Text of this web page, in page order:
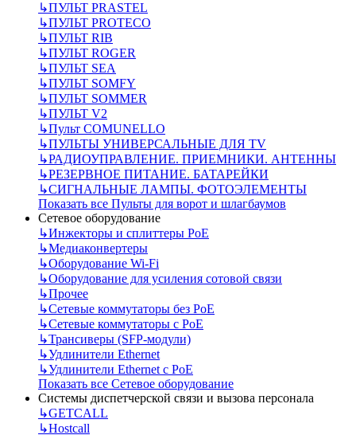
↳ПУЛЬТ PRASTEL
↳ПУЛЬТ PROTECO
↳ПУЛЬТ RIB
↳ПУЛЬТ ROGER
↳ПУЛЬТ SEA
↳ПУЛЬТ SOMFY
↳ПУЛЬТ SOMMER
↳ПУЛЬТ V2
↳Пульт СOMUNELLO
↳ПУЛЬТЫ УНИВЕРСАЛЬНЫЕ ДЛЯ TV
↳РАДИОУПРАВЛЕНИЕ. ПРИЕМНИКИ. АНТЕННЫ
↳РЕЗЕРВНОЕ ПИТАНИЕ. БАТАРЕЙКИ
↳СИГНАЛЬНЫЕ ЛАМПЫ. ФОТОЭЛЕМЕНТЫ
Показать все Пульты для ворот и шлагбаумов
Сетевое оборудование
↳Инжекторы и сплиттеры РоЕ
↳Медиаконвертеры
↳Оборудование Wi-Fi
↳Оборудование для усиления сотовой связи
↳Прочее
↳Сетевые коммутаторы без РоЕ
↳Сетевые коммутаторы с РоЕ
↳Трансиверы (SFP-модули)
↳Удлинители Ethernet
↳Удлинители Ethernet с PoE
Показать все Сетевое оборудование
Системы диспетчерской связи и вызова персонала
↳GETCALL
↳Hostcall